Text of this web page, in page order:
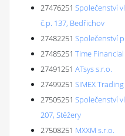
27476251 Společenství
č.p. 137, Bedřichov
27482251 Společenství
27485251 Time Financial
27491251 ATsys s.r.o.
27499251 SIMEX
27505251 Společenství
207, Stěžery
27508251 MXXM s.r.o.